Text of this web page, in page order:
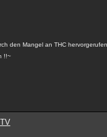
den Mangel an THC
!!~